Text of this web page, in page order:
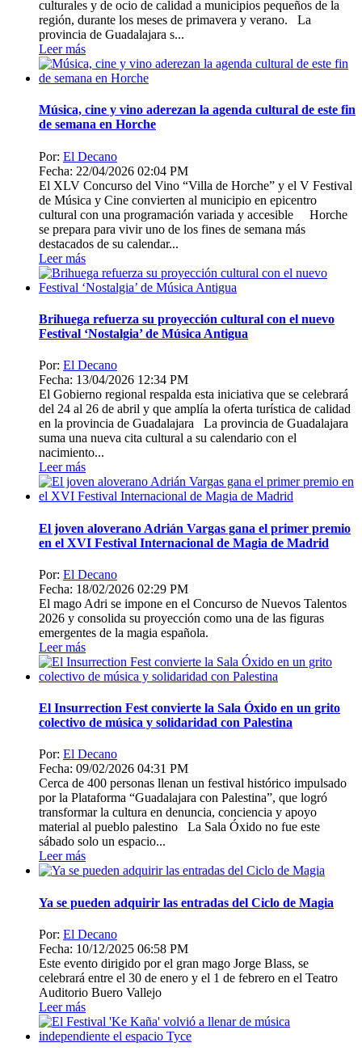
culturales y de ocio de calidad a municipios pequeños de la
región, durante los meses de primavera y verano. La
provincia de Guadalajara s...
Leer más
Música, cine y vino aderezan la agenda cultural de este fin
de semana en Horche
Por: El Decano
Fecha: 22/04/2026 02:04 PM
El XLV Concurso del Vino “Villa de Horche” y el V Festival
de Música y Cine convierten al municipio en epicentro
cultural con una programación variada y accesible Horche
se prepara para vivir uno de los fines de semana más
destacados de su calendar...
Leer más
Brihuega refuerza su proyección cultural con el nuevo
Festival ‘Nostalgia’ de Música Antigua
Por: El Decano
Fecha: 13/04/2026 12:34 PM
El Gobierno regional respalda esta iniciativa que se celebrará
del 24 al 26 de abril y que amplía la oferta turística de calidad
en la provincia de Guadalajara La provincia de Guadalajara
suma una nueva cita cultural a su calendario con el
nacimiento...
Leer más
El joven aloverano Adrián Vargas gana el primer premio
en el XVI Festival Internacional de Magia de Madrid
Por: El Decano
Fecha: 18/02/2026 02:29 PM
El mago Adri se impone en el Concurso de Nuevos Talentos
2026 y consolida su proyección como una de las figuras
emergentes de la magia española.
Leer más
El Insurrection Fest convierte la Sala Óxido en un grito
colectivo de música y solidaridad con Palestina
Por: El Decano
Fecha: 09/02/2026 04:31 PM
Cerca de 400 personas llenan un festival histórico impulsado
por la Plataforma “Guadalajara con Palestina”, que logró
transformar la cultura en denuncia, conciencia y apoyo
material al pueblo palestino La Sala Óxido no fue este
sábado solo un espacio...
Leer más
Ya se pueden adquirir las entradas del Ciclo de Magia
Por: El Decano
Fecha: 10/12/2025 06:58 PM
Este evento dirigido por el gran mago Jorge Blass, se
celebrará entre el 30 de enero y el 1 de febrero en el Teatro
Auditorio Buero Vallejo
Leer más